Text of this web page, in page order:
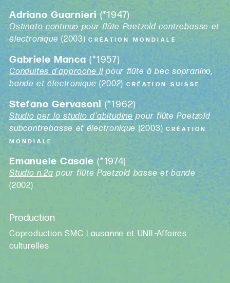
Adriano Guarnieri(*1947)
Ostinato continuo pour flûte Paetzold contrebasse et
électronique(2003) CRÉATION MONDIALE
Gabriele Manca(*1957)
Conduites d'approche IIpour flûte à bec sopranino,
bande et électronique(2002) CRÉATION SUISSE
Stefano Gervasoni(*1962)
Studio per lo studio d'abitudinepour flûte Paetzold
subcontrebasse et électronique(2003) CRÉATION
MONDIALE
Emanuele Casale(*1974)
Studio n.2a pour flûte Paetzold basse et bande
(2002)
Production
Coproduction SMC Lausanne et UNIL-Affaires
culturelles